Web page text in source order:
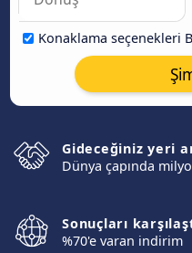
Konaklama seçenekleri
Gideceğiniz yeri
Dünya çapında
Sonuçları
%70'e varan indirim